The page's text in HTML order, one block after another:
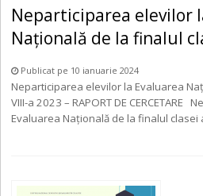
Neparticiparea elevilor
Națională de la finalul
Publicat pe 10 ianuarie 2024
Neparticiparea elevilor la Evaluarea
VIII-a 2023 – RAPORT DE CERCETARE
Evaluarea Națională de la finalul clasei